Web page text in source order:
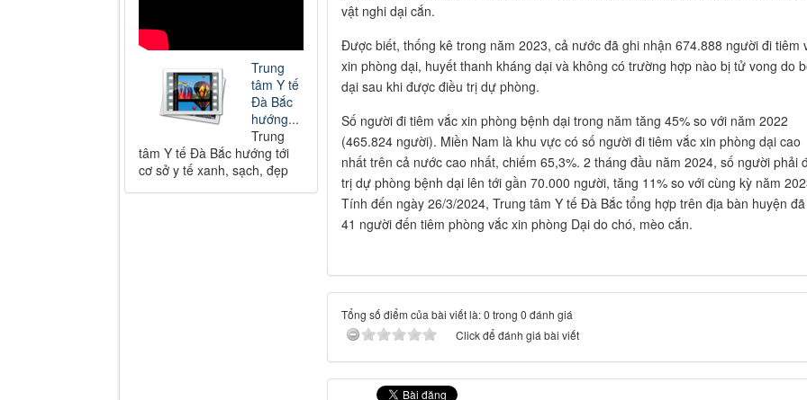
vật nghi dại cắn.
Được biết, thống kê trong năm 2023, cả nước đã ghi nhận 674.888 người đi tiêm
xin phòng dại, huyết thanh kháng dại và không có trường hợp nào bị tử vong do
dại sau khi được điều trị dự phòng.
Số người đi tiêm vắc xin phòng bệnh dại trong năm tăng 45% so với năm 2022
(465.824 người). Miền Nam là khu vực có số người đi tiêm vắc xin phòng dại cao
nhất trên cả nước cao nhất, chiếm 65,3%. 2 tháng đầu năm 2024, số người phải
trị dự phòng bệnh dại lên tới gần 70.000 người, tăng 11% so với cùng kỳ năm
Tính đến ngày 26/3/2024, Trung tâm Y tế Đà Bắc tổng hợp trên địa bàn huyện
41 người đến tiêm phòng vắc xin phòng Dại do chó, mèo cắn.
Tổng số điểm của bài viết là: 0 trong 0 đánh giá
Click để đánh giá bài viết
Trung
tâm Y tế
Đà Bắc
hướng...
Trung
tâm Y tế Đà Bắc hướng tới
cơ sở y tế xanh, sạch, đẹp